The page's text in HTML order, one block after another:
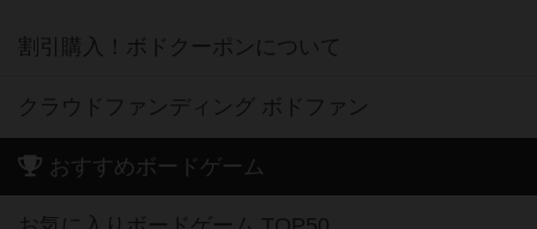
割引購入！ボドクーポンについて
クラウドファンディング ボドファン
おすすめボードゲーム